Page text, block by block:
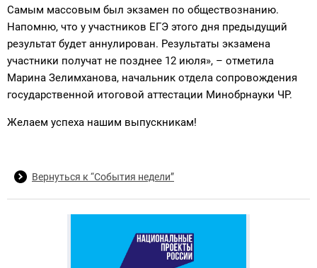
Самым массовым был экзамен по обществознанию.
Напомню, что у участников ЕГЭ этого дня предыдущий
результат будет аннулирован. Результаты экзамена
участники получат не позднее 12 июля», – отметила
Марина Зелимханова, начальник отдела сопровождения
государственной итоговой аттестации Минобрнауки ЧР.
Желаем успеха нашим выпускникам!
Вернуться к “События недели”